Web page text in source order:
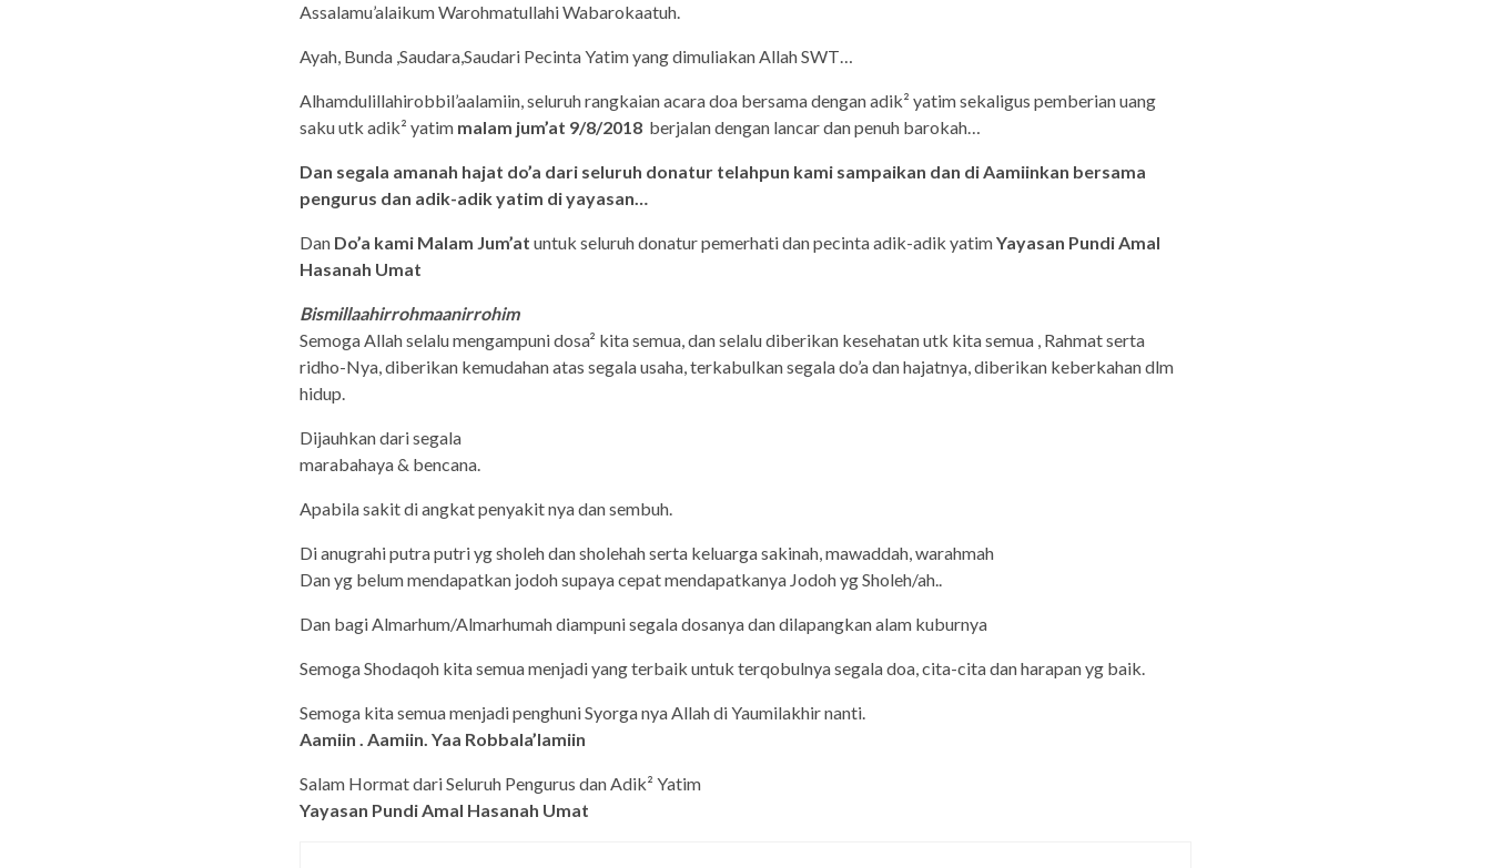
Assalamu’alaikum Warohmatullahi Wabarokaatuh.
Ayah, Bunda ,Saudara,Saudari Pecinta Yatim yang dimuliakan Allah SWT…
Alhamdulillahirobbil’aalamiin, seluruh rangkaian acara doa bersama dengan adik² yatim sekaligus pemberian uang
saku utk adik² yatim malam jum’at 9/8/2018 berjalan dengan lancar dan penuh barokah…
Dan segala amanah hajat do’a dari seluruh donatur telahpun kami sampaikan dan di Aamiinkan bersama
pengurus dan adik-adik yatim di yayasan…
Dan Do’a kami Malam Jum’at untuk seluruh donatur pemerhati dan pecinta adik-adik yatimYayasan Pundi Amal
Hasanah Umat
Bismillaahirrohmaanirrohim
Semoga Allah selalu mengampuni dosa² kita semua, dan selalu diberikan kesehatan utk kita semua , Rahmat serta
ridho-Nya, diberikan kemudahan atas segala usaha, terkabulkan segala do’a dan hajatnya, diberikan keberkahan dlm
hidup.
Dijauhkan dari segala
marabahaya & bencana.
Apabila sakit di angkat penyakit nya dan sembuh.
Di anugrahi putra putri yg sholeh dan sholehah serta keluarga sakinah, mawaddah, warahmah
Dan yg belum mendapatkan jodoh supaya cepat mendapatkanya Jodoh yg Sholeh/ah..
Dan bagi Almarhum/Almarhumah diampuni segala dosanya dan dilapangkan alam kuburnya
Semoga Shodaqoh kita semua menjadi yang terbaik untuk terqobulnya segala doa, cita-cita dan harapan yg baik.
Semoga kita semua menjadi penghuni Syorga nya Allah di Yaumilakhir nanti.
Aamiin . Aamiin. Yaa Robbala’lamiin
Salam Hormat dari Seluruh Pengurus dan Adik² Yatim
Yayasan Pundi Amal Hasanah Umat